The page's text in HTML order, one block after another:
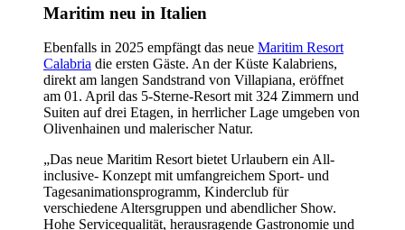
Maritim neu in Italien
Ebenfalls in 2025 empfängt das neue Maritim Resort
Calabria die ersten Gäste. An der Küste Kalabriens,
direkt am langen Sandstrand von Villapiana, eröffnet
am 01. April das 5-Sterne-Resort mit 324 Zimmern und
Suiten auf drei Etagen, in herrlicher Lage umgeben von
Olivenhainen und malerischer Natur.
„Das neue Maritim Resort bietet Urlaubern ein All-
inclusive- Konzept mit umfangreichem Sport- und
Tagesanimationsprogramm, Kinderclub für
verschiedene Altersgruppen und abendlicher Show.
Hohe Servicequalität, herausragende Gastronomie und